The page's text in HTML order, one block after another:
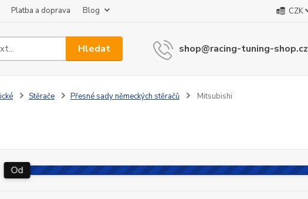
Platba a doprava Blog CZK
Hledat shop@racing-tuning-shop.cz
Stěrače Přesné sady německých stěračů Mitsubishi
Od